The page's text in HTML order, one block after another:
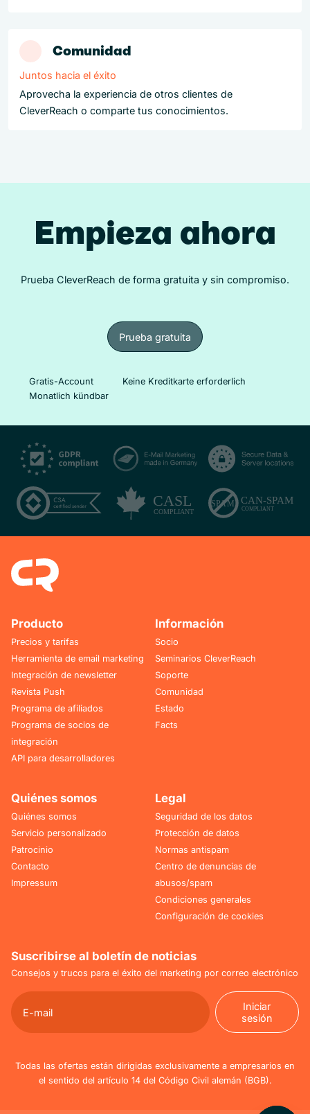
Comunidad
Juntos hacia el éxito
Aprovecha la experiencia de otros clientes de
CleverReach o comparte tus conocimientos.
Empieza ahora
Prueba CleverReach de forma gratuita y sin compromiso.
Prueba gratuita
Prueba gratuita
Gratis-Account
Keine Kreditkarte erforderlich
Monatlich kündbar
Producto
Precios y tarifas
Herramienta de email marketing
Integración de newsletter
Revista Push
Programa de afiliados
Programa de socios de
integración
API para desarrolladores
Información
Socio
Seminarios CleverReach
Soporte
Comunidad
Estado
Facts
Quiénes somos
Quiénes somos
Servicio personalizado
Patrocinio
Contacto
Impressum
Legal
Seguridad de los datos
Protección de datos
Normas antispam
Centro de denuncias de
abusos/spam
Condiciones generales
Configuración de cookies
Suscribirse al boletín de noticias
Consejos y trucos para el éxito del marketing por correo electrónico
Iniciar
sesión
Iniciar
Todas las ofertas están dirigidas exclusivamente a empresarios en
el sentido del artículo 14 del Código Civil alemán (BGB).